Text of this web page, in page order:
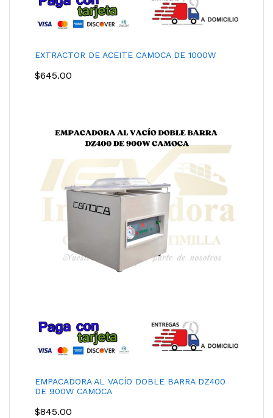
EXTRACTOR DE ACEITE CAMOCA DE 1000W
$645.00
EMPACADORA AL VACÍO DOBLE BARRA DZ400
DE 900W CAMOCA
$845.00